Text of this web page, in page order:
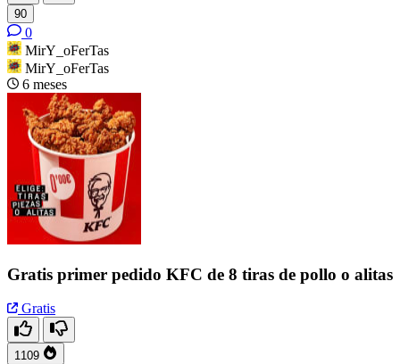
90
0
MirY_oFerTas
MirY_oFerTas
6 meses
Gratis primer pedido KFC de 8 tiras de pollo o alitas
Gratis
1109